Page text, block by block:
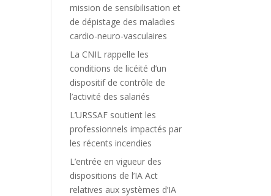
mission de sensibilisation et
de dépistage des maladies
cardio-neuro-vasculaires
La CNIL rappelle les
conditions de licéité d’un
dispositif de contrôle de
l’activité des salariés
L’URSSAF soutient les
professionnels impactés par
les récents incendies
L’entrée en vigueur des
dispositions de l’IA Act
relatives aux systèmes d’IA